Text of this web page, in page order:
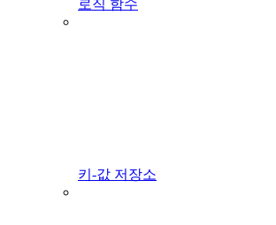
로직 함수
키-값 저장소